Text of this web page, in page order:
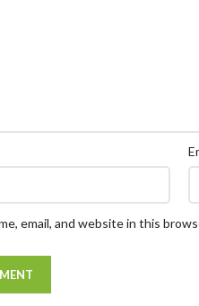
email, and website in this